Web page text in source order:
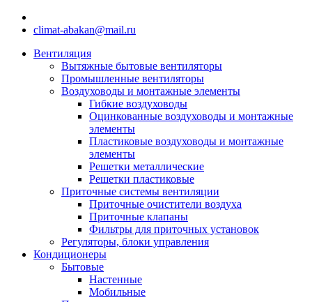
climat-abakan@mail.ru
Вентиляция
Вытяжные бытовые вентиляторы
Промышленные вентиляторы
Воздуховоды и монтажные элементы
Гибкие воздуховоды
Оцинкованные воздуховоды и монтажные
элементы
Пластиковые воздуховоды и монтажные
элементы
Решетки металлические
Решетки пластиковые
Приточные системы вентиляции
Приточные очистители воздуха
Приточные клапаны
Фильтры для приточных установок
Регуляторы, блоки управления
Кондиционеры
Бытовые
Настенные
Мобильные